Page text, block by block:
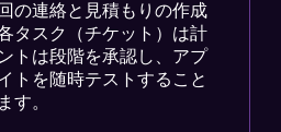
の連絡と見積もりの作成
タスク（チケット）は計
トは段階を承認し、アプ
トを随時テストすること
す。